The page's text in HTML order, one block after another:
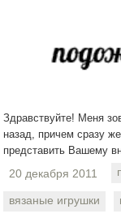
Здравствуйте! Меня
назад, причем сразу
представить Вашему
20 декабря 2011
вязаные игрушки